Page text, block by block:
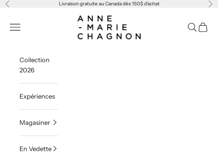
Passer au contenu
Précédent Livraison gratuite au Canada dès 150$ d'achat
Anne-Marie Chagnon
Menu
Recherche
Panier
Collection
2026
Expériences
Magasiner
En Vedette